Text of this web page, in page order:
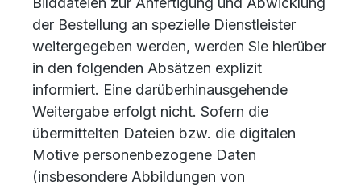
der Bestellung an spezielle Dienstleister
weitergegeben werden, werden Sie hierüber
in den folgenden Absätzen explizit
informiert. Eine darüberhinausgehende
Weitergabe erfolgt nicht. Sofern die
übermittelten Dateien bzw. die digitalen
Motive personenbezogene Daten
(insbesondere Abbildungen von